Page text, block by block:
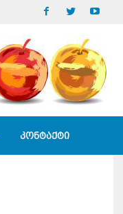
კონტაქტი